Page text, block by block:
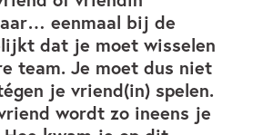
eenmaal bij de
dat je moet wisselen
team. Je moet dus niet
je vriend(in) spelen.
wordt zo ineens je